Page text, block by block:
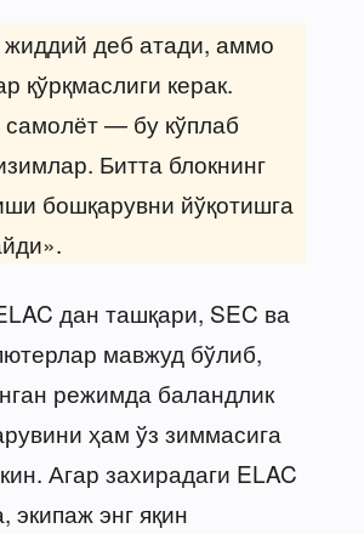
жиддий деб атади, аммо
қўрқмаслиги керак.
— бу кўплаб
Битта блокнинг
бошқарувни йўқотишга
дан ташқари, SEC ва
мавжуд бўлиб,
режимда баландлик
ҳам ўз зиммасига
Агар захирадаги ELAC
экипаж энг яқин